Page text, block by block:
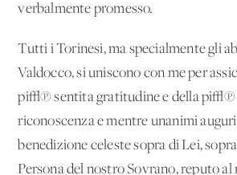
verbalmente promesso.
Tutti i Torinesi, ma specialmente gli
Valdocco, si uniscono con me per
pi√π sentita gratitudine e della pi√π
riconoscenza e mentre unanimi
benedizione celeste sopra di Lei,
Persona del nostro Sovrano, reputo al